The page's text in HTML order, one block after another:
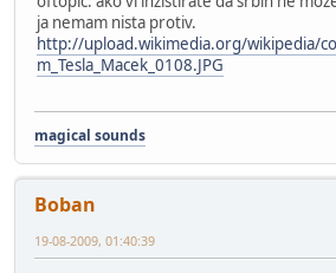
ja nemam nista protiv.
http://upload.wikimedia.org/wikipedia/
m_Tesla_Macek_0108.JPG
magical sounds
Boban
19-08-2009, 01:40:39